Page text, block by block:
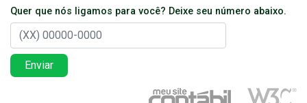
Quer que nós ligamos para você? Deixe seu número abaixo.
Enviar